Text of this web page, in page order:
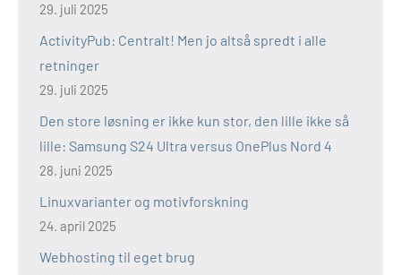
29. juli 2025
ActivityPub: Centralt! Men jo altså spredt i alle
retninger
29. juli 2025
Den store løsning er ikke kun stor, den lille ikke så
lille: Samsung S24 Ultra versus OnePlus Nord 4
28. juni 2025
Linuxvarianter og motivforskning
24. april 2025
Webhosting til eget brug